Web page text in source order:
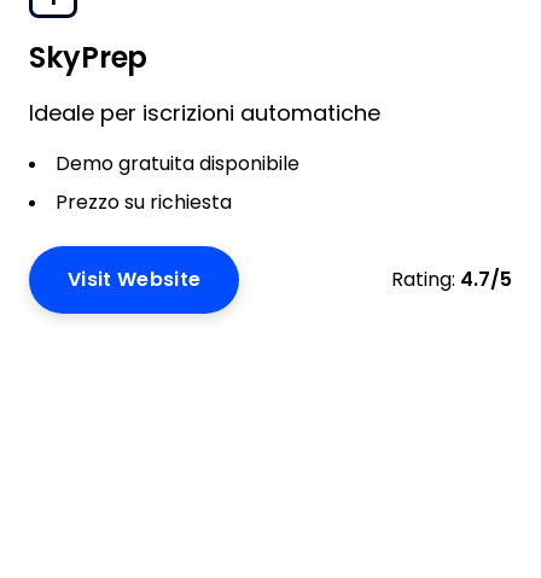
SkyPrep
Ideale per iscrizioni automatiche
Demo gratuita disponibile
Prezzo su richiesta
Visit Website Rating: 4.7/5